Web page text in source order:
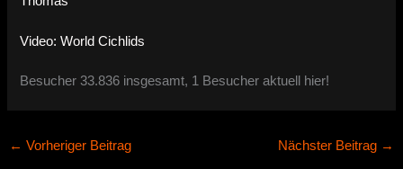
Video: World Cichlids
Besucher 33.836 insgesamt, 1 Besucher aktuell hier!
← Vorheriger Beitrag Nächster Beitrag →